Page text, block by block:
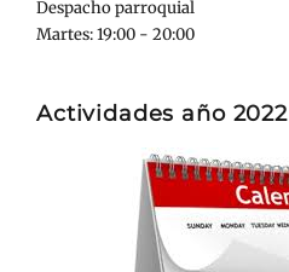
Despacho parroquial
Martes: 19:00 - 20:00
Actividades año 2022